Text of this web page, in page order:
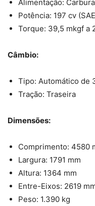
Alimentação:
Potência: 197 cv
Torque: 39,5 mkgf a
Câmbio:
Tipo: Automático de
Tração: Traseira
Dimensões:
Comprimento: 4580
Largura: 1791 mm
Altura: 1364 mm
Entre-Eixos: 2619
Peso: 1.390 kg